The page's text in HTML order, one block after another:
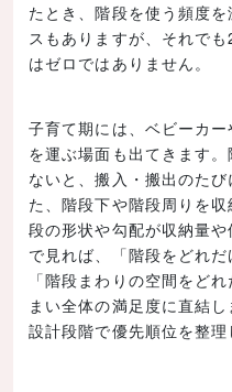
たとき、階段を使う頻度
スもありますが、それで
はゼロではありません。
子育て期には、ベビーカ
を運ぶ場面も出てきます
ないと、搬入・搬出のた
た、階段下や階段周りを
段の形状や勾配が収納量
で見れば、「階段をどれ
「階段まわりの空間をど
まい全体の満足度に直結
設計段階で優先順位を整理